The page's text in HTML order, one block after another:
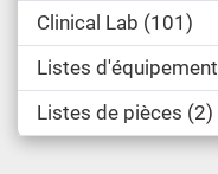
Clinical Lab 101
Listes d'équipement
Listes de pièces 2